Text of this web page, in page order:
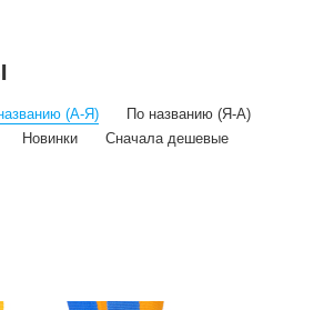
(А-Я)
По названию (Я-А)
Новинки
Сначала дешевые